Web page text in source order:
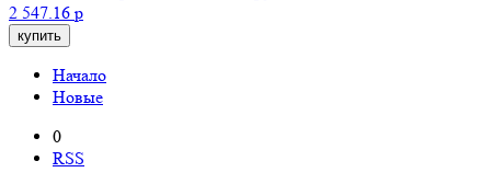
2 547.16 р
купить
Начало
Новые
0
RSS